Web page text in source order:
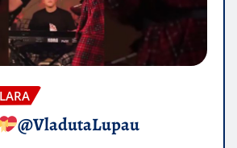
@VladutaLupau